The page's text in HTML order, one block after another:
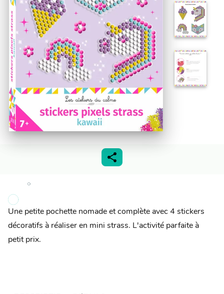
Une petite pochette nomade et complète avec 4 stickers
décoratifs à réaliser en mini strass. L'activité parfaite à
petit prix.